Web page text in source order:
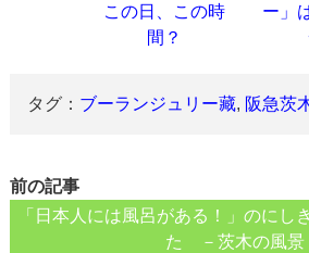
この日、この時
間？
ー」
タグ： ブーランジュリー藏, 阪急茨
前の記事
「日本人には風呂がある！」のにし
た －茨木の風景